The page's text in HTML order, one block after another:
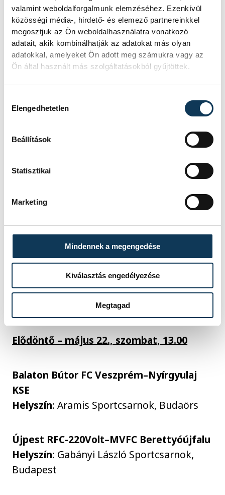
valamint weboldalforgalmunk elemzéséhez. Ezenkívül
közösségi média-, hirdető- és elemező partnereinkkel
megosztjuk az Ön weboldalhasználatra vonatkozó
adatait, akik kombinálhatják az adatokat más olyan
adatokkal, amelyeket Ön adott meg számukra vagy az
Ön által használt más szolgáltatásokból gyűjtöttek.
Elengedhetetlen
Beállítások
Statisztikai
Marketing
Mindennek a megengedése
Kiválasztás engedélyezése
Megtagad
Tíz év, hat négyes döntő
Az alapításának tizedik
évfordulóját idén ünneplő
Veszprém 2012., 2014., 2015.,
2019. és 2020. után immáron
Kupa négyes döntőjébe. 2015-
szerepelhetett, igaz, előbb a
ellen is alulmaradt. A két
ben bezsebelt bajnoki bronz – a
sikere.
A férfi futsal Magyar Kupa négyes
döntő programja
Elődöntő – május 22., szombat, 13.00
Balaton Bútor FC Veszprém–Nyírgyulaj
KSE
Helyszín: Aramis Sportcsarnok, Budaörs
Újpest RFC-220Volt–MVFC Berettyóújfalu
Helyszín: Gabányi László Sportcsarnok,
Budapest